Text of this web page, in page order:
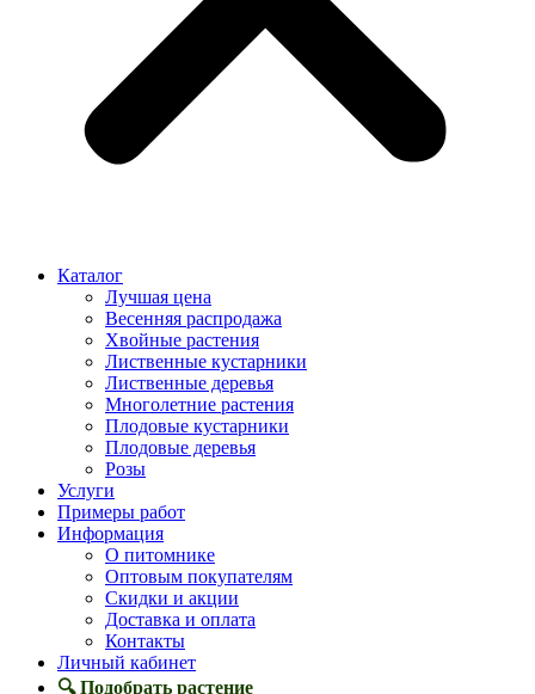
Каталог
Лучшая цена
Весенняя распродажа
Хвойные растения
Лиственные кустарники
Лиственные деревья
Многолетние растения
Плодовые кустарники
Плодовые деревья
Розы
Услуги
Примеры работ
Информация
О питомнике
Оптовым покупателям
Скидки и акции
Доставка и оплата
Контакты
Личный кабинет
🔍 Подобрать растение